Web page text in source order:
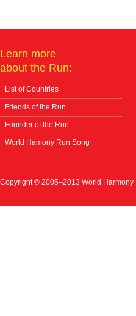
Learn more
about the Run:
List of Countries
Friends of the Run
Founder of the Run
World Hamony Run Song
Copyright © 2005–2013 World Harmony